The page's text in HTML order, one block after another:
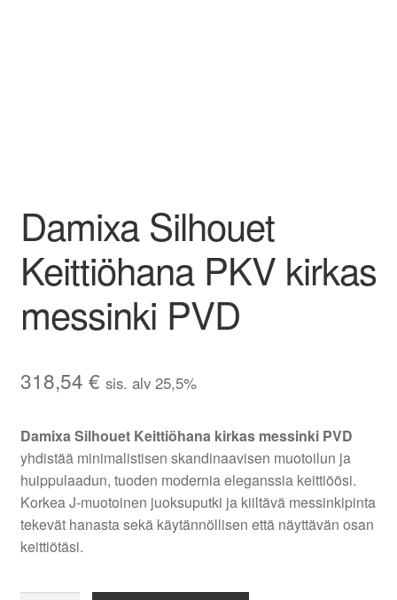
Damixa Silhouet
Keittiöhana PKV kirkas
messinki PVD
318,54 € sis. alv 25,5%
Damixa Silhouet Keittiöhana kirkas messinki PVD
yhdistää minimalistisen skandinaavisen muotoilun ja
huippulaadun, tuoden modernia eleganssia keittiöösi.
Korkea J-muotoinen juoksuputki ja kiiltävä messinkipinta
tekevät hanasta sekä käytännöllisen että näyttävän osan
keittiötäsi.